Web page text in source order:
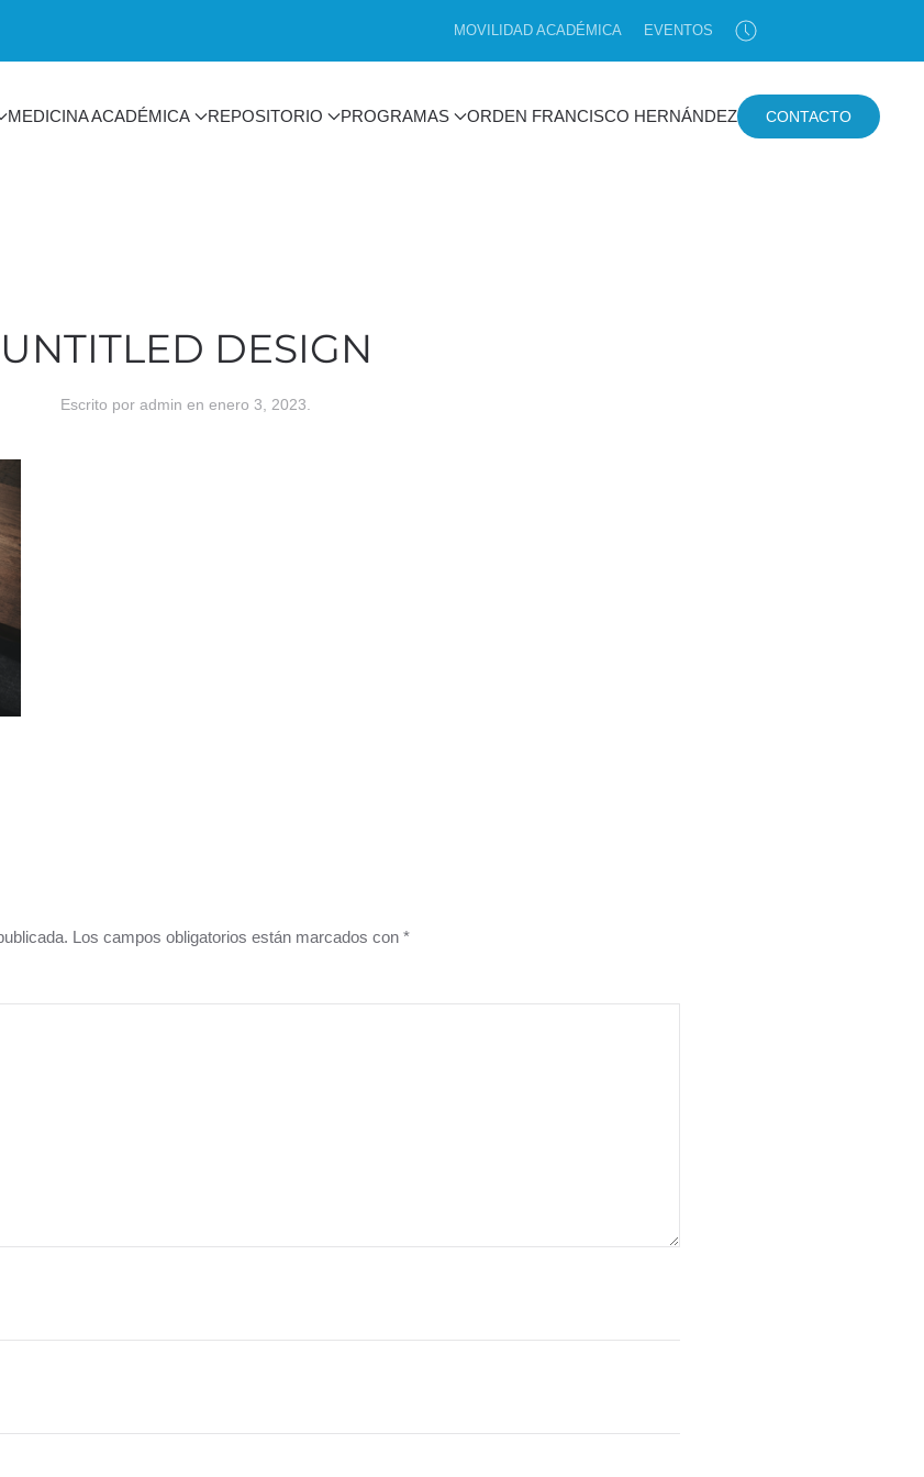
MOVILIDAD ACADÉMICA EVENTOS
MEDICINA ACADÉMICA REPOSITORIO PROGRAMAS ORDEN FRANCISCO HERNÁNDEZ CONTACTO
UNTITLED DESIGN
Escrito por admin en enero 3, 2023
Los campos obligatorios están marcados con *